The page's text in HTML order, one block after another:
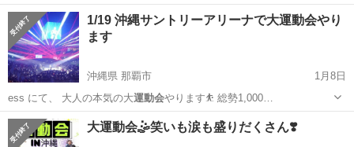
です☺️ 子…
沖縄 那覇市 スポーツ 運動会
1/19 沖縄サントリーアリーナで大運動会やり
ます
沖縄県 那覇市
1月8日
ess にて、 大人の本気の大運動会 やります⛹️ 総勢1,000…
沖縄 那覇市 スポーツ 大運動会
大運動会🤹笑いも涙も盛りだくさん❣️